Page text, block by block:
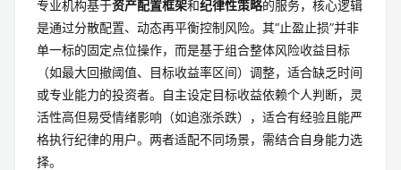
专业机构基于资产配置框架和纪律性策略的服务，核心逻辑
是通过分散配置、动态再平衡控制风险。其“止盈止损”并非
单一标的固定点位操作，而是基于组合整体风险收益目标
（如最大回撤阈值、目标收益率区间）调整，适合缺乏时间
或专业能力的投资者。自主设定目标收益依赖个人判断，灵
活性高但易受情绪影响（如追涨杀跌），适合有经验且能严
格执行纪律的用户。两者适配不同场景，需结合自身能力选
择。